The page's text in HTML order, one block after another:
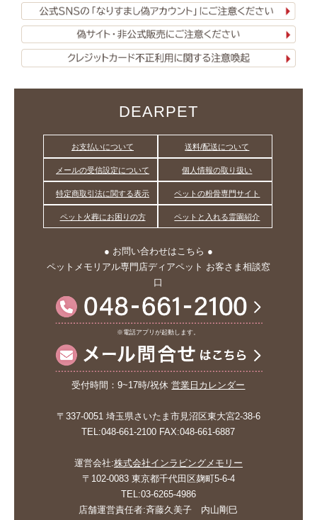
DEARPET
お支払いについて 送料/配送について
メールの受信設定について 個人情報の取り扱い
特定商取引法に関する表示 ペットの粉骨専門サイト
ペット火葬にお困りの方 ペットと入れる霊園紹介
● お問い合わせはこちら ●
ペットメモリアル専門店ディアペット お客さま相談窓
口
※電話アプリが起動します。
受付時間：9~17時/祝休営業日カレンダー
〒337-0051 埼玉県さいたま市見沼区東大宮2-38-6
TEL:048-661-2100 FAX:048-661-6887
運営会社:株式会社インラビングメモリー
〒102-0083 東京都千代田区麹町5-6-4
TEL:03-6265-4986
店舗運営責任者:斉藤久美子 内山剛巳